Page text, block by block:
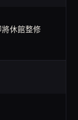
將休館整修